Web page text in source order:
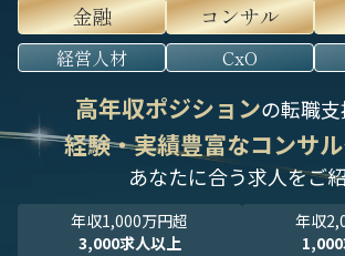
金融
コンサル
経営人材 CxO
高年収ポジションの転職
経験・実績豊富なコンサ
あなたに合う求人をご
年収1,000万円超
3,000求人以上
年収